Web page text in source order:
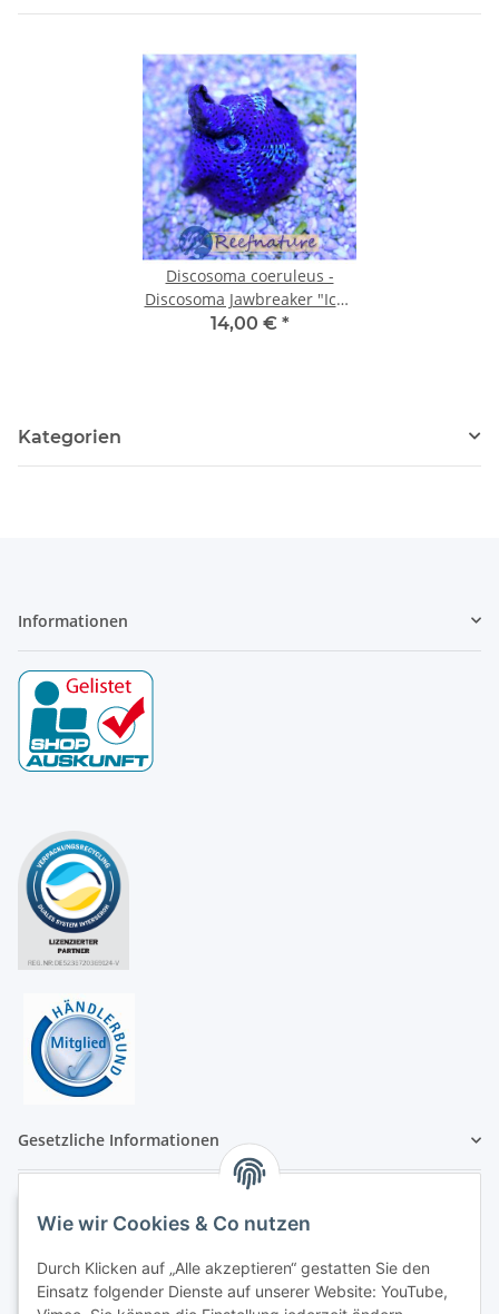
Discosoma coeruleus -
Discosoma Jawbreaker "Ice -
Blue Metallic" highColor
14,00 € *
Kategorien
Informationen
Gesetzliche Informationen
Wie wir Cookies & Co nutzen
Durch Klicken auf „Alle akzeptieren“ gestatten Sie den
Einsatz folgender Dienste auf unserer Website: YouTube,